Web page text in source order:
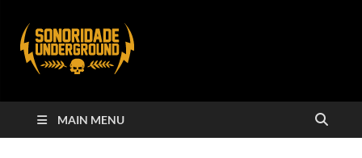
MAIN MENU